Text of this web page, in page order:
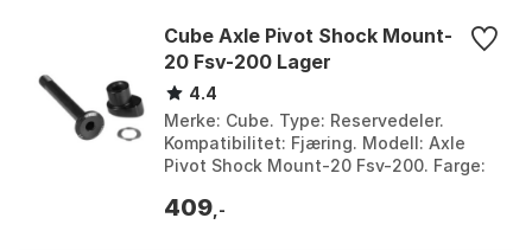
Cube Axle Pivot Shock Mount-
20 Fsv-200 Lager
4.4
Merke: Cube. Type: Reservedeler.
Kompatibilitet: Fjæring. Modell: Axle
Pivot Shock Mount-20 Fsv-200. Farge:
409 ,-